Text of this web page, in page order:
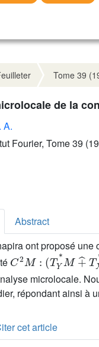
Tome 39
de la
A.
Fourier, Tome 39
Abstract
ont proposé
C2M:(TY*M+ ^TX
microlocale.
répondant ainsi à
cet article